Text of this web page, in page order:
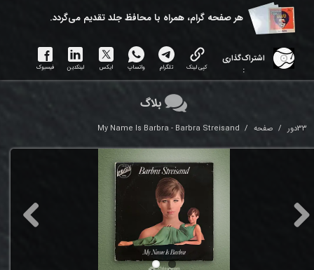
هر ​صفحه گرام، همراه با محافظ جلد تقدیم می‌گردد.
اشتراک‌گذاری
:
کپی لینک تلگرام واتساپ ایکس لینکدین فیسبوک
33دور صفحه My Name Is Barbra - Barbra Streisand
بلاگ